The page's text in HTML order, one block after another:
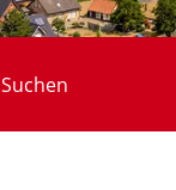
Suchen